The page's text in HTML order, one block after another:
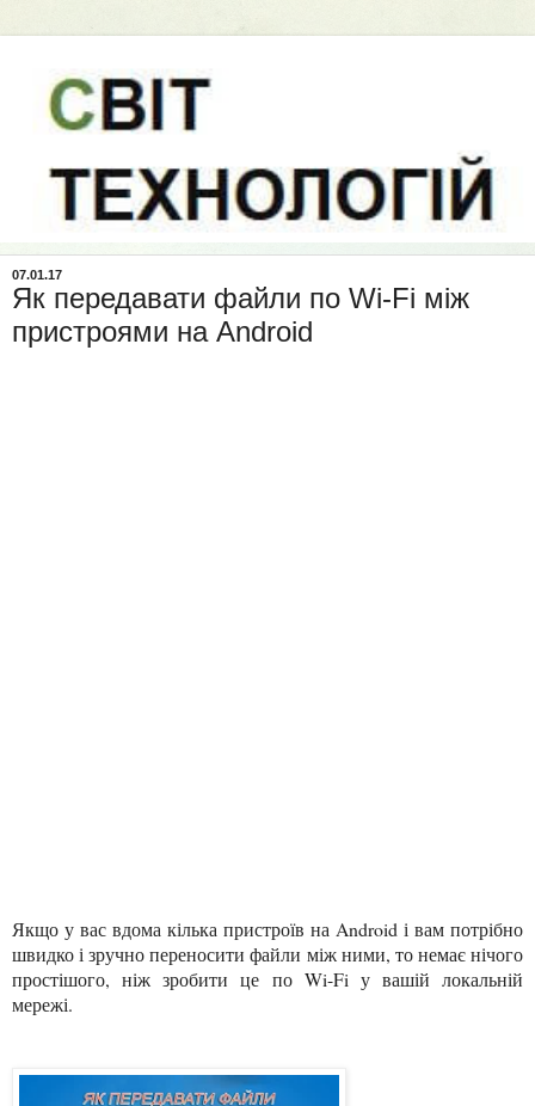
07.01.17
Як передавати файли по Wi-Fi між
пристроями на Android
Якщо у вас вдома кілька пристроїв на Android і вам потрібно
швидко і зручно переносити файли між ними, то немає нічого
простішого, ніж зробити це по Wi-Fi у вашій локальній
мережі.